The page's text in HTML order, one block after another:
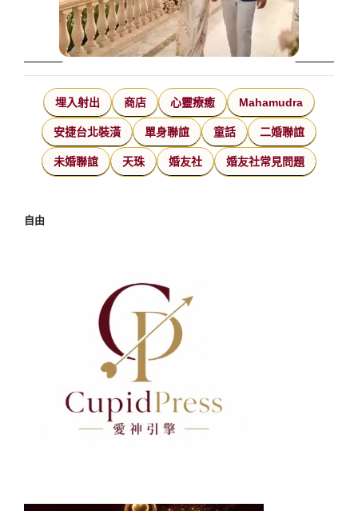
埋入射出 商店 心靈療癒 Mahamudra
安捷台北裝潢 單身聯誼 童話 二婚聯誼
未婚聯誼 天珠 婚友社 婚友社常見問題
自由